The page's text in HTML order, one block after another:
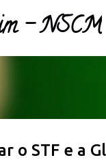
- NSCM
o STF e a